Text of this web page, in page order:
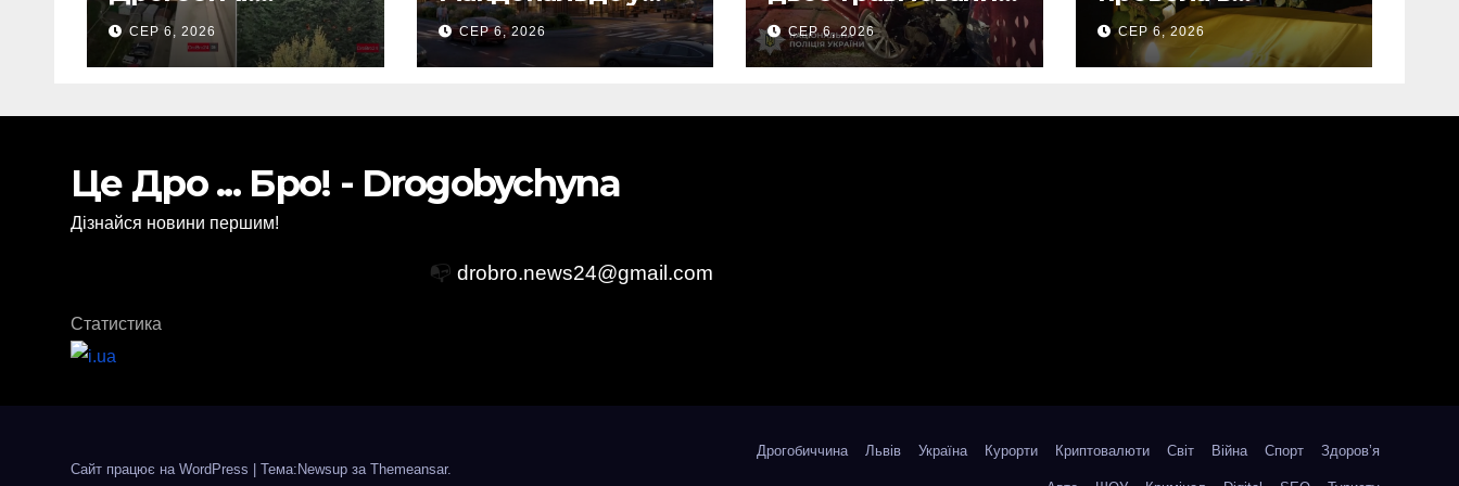
Повідомляють що
горіло 5 гаражів
(Відео)
СЕР 6, 2026
Дрогобичі? (Фото)
СЕР 6, 2026
внаслідок ДТП на
Самбірщині
СЕР 6, 2026
останню земну
дорогу свого
Захисника – Олега
СЕР 6, 2026
Це Дро ... Бро! - Drogobychyna
Дізнайся новини першим!
📭 drobro.news24@gmail.com
Статистика
Сайт працює на WordPress Тема:Newsup за Themeansar.
Дрогобиччина Львів Україна Курорти Криптовалюти Світ Війна Спорт Здоров’я